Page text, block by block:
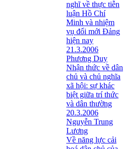
nghĩ về thực tiễn
luận Hồ Chí
Minh và nhiệm
vụ đổi mới Đảng
hiện nay
21.3.2006
Phương Duy
Nhận thức về dân
chủ và chủ nghĩa
xã hội: sự khác
biệt giữa trí thức
và dân thường
20.3.2006
Nguyễn Trung
Lương
Về năng lực cải